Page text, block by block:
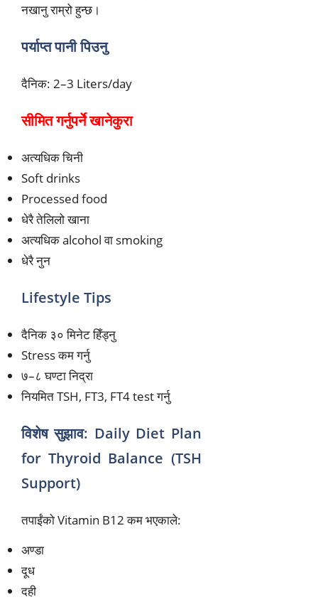
नखानु राम्रो हुन्छ।
पर्याप्त पानी पिउनु
दैनिक: 2–3 Liters/day
सीमित गर्नुपर्ने खानेकुरा
अत्यधिक चिनी
Soft drinks
Processed food
धेरै तेलिलो खाना
अत्यधिक alcohol वा smoking
धेरै नुन
Lifestyle Tips
दैनिक ३० मिनेट हिँड्नु
Stress कम गर्नु
७–८ घण्टा निद्रा
नियमित TSH, FT3, FT4 test गर्नु
विशेष सुझाव: Daily Diet Plan
for Thyroid Balance (TSH
Support)
तपाईंको Vitamin B12 कम भएकाले:
अण्डा
दूध
दही